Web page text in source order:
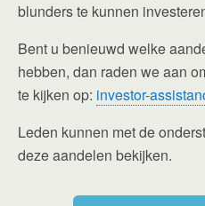
blunders te kunnen
Bent u benieuwd welke
hebben, dan raden we aan
te kijken op: investor-
Leden kunnen met de
deze aandelen bekijken.